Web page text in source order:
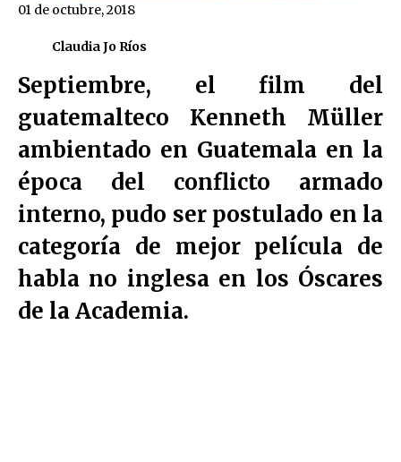
Claudia Jo Ríos
01 de octubre, 2018
Septiembre, el film del
guatemalteco Kenneth Müller
ambientado en Guatemala en la
época del conflicto armado
interno, pudo ser postulado en la
categoría de mejor película de
habla no inglesa en los Óscares
de la Academia.